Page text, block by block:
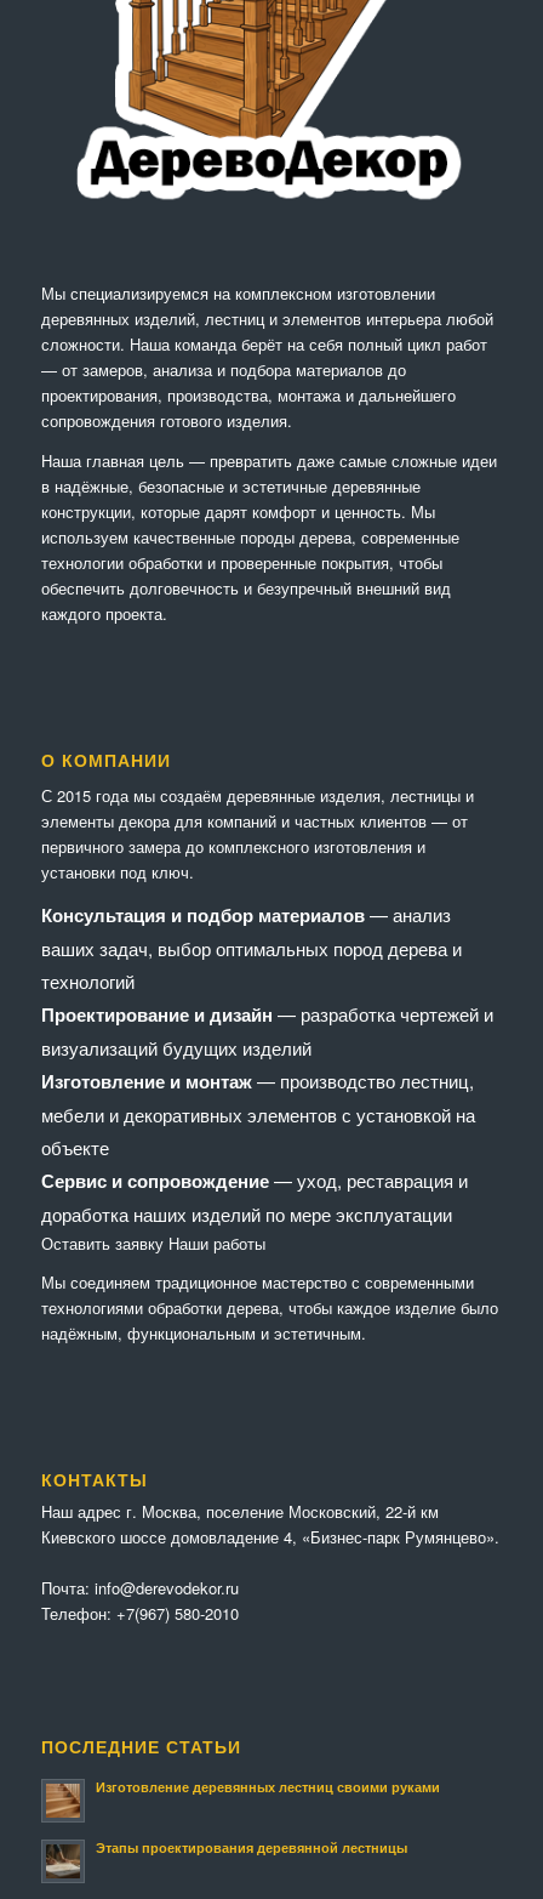
Мы специализируемся на комплексном изготовлении
деревянных изделий, лестниц и элементов интерьера любой
сложности. Наша команда берёт на себя полный цикл работ
— от замеров, анализа и подбора материалов до
проектирования, производства, монтажа и дальнейшего
сопровождения готового изделия.
Наша главная цель — превратить даже самые сложные идеи
в надёжные, безопасные и эстетичные деревянные
конструкции, которые дарят комфорт и ценность. Мы
используем качественные породы дерева, современные
технологии обработки и проверенные покрытия, чтобы
обеспечить долговечность и безупречный внешний вид
каждого проекта.
О КОМПАНИИ
С 2015 года мы создаём деревянные изделия, лестницы и
элементы декора для компаний и частных клиентов — от
первичного замера до комплексного изготовления и
установки под ключ.
Консультация и подбор материалов— анализ
ваших задач, выбор оптимальных пород дерева и
технологий
Проектирование и дизайн — разработка чертежей и
визуализаций будущих изделий
Изготовление и монтаж— производство лестниц,
мебели и декоративных элементов с установкой на
объекте
Сервис и сопровождение— уход, реставрация и
доработка наших изделий по мере эксплуатации
Оставить заявку Наши работы
Мы соединяем традиционное мастерство с современными
технологиями обработки дерева, чтобы каждое изделие было
надёжным, функциональным и эстетичным.
КОНТАКТЫ
Наш адрес г. Москва, поселение Московский, 22-й км
Киевского шоссе домовладение 4, «Бизнес-парк Румянцево».
Почта: info@derevodekor.ru
Телефон: +7(967) 580-2010
ПОСЛЕДНИЕ СТАТЬИ
Изготовление деревянных лестниц своими руками
Этапы проектирования деревянной лестницы